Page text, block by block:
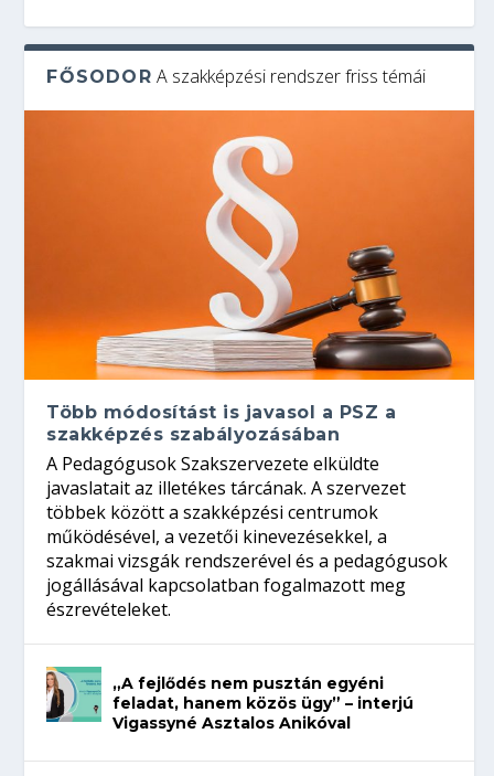
FŐSODOR A szakképzési rendszer friss témái
Több módosítást is javasol a PSZ a
szakképzés szabályozásában
A Pedagógusok Szakszervezete elküldte
javaslatait az illetékes tárcának. A szervezet
többek között a szakképzési centrumok
működésével, a vezetői kinevezésekkel, a
szakmai vizsgák rendszerével és a pedagógusok
jogállásával kapcsolatban fogalmazott meg
észrevételeket.
„A fejlődés nem pusztán egyéni
feladat, hanem közös ügy” – interjú
Vigassyné Asztalos Anikóval